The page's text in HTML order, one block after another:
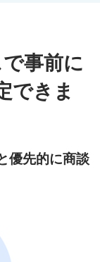
事前に
できま
優先的に商談